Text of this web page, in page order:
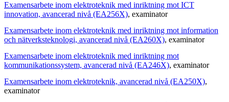
Examensarbete inom elektroteknik med inriktning mot ICT
innovation, avancerad nivå (EA256X), examinator
Examensarbete inom elektroteknik med inriktning mot information
och nätverksteknologi, avancerad nivå (EA260X), examinator
Examensarbete inom elektroteknik med inriktning mot
kommunikationssystem, avancerad nivå (EA246X), examinator
Examensarbete inom elektroteknik, avancerad nivå (EA250X),
examinator